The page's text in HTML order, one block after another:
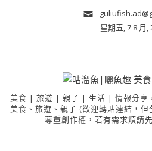
星期五, 7 8 月,
美食 | 旅遊 | 親子 | 生活 | 情報分享
美食、旅遊、親子 (歡迎轉貼連結，
尊重創作權，若有需求煩請